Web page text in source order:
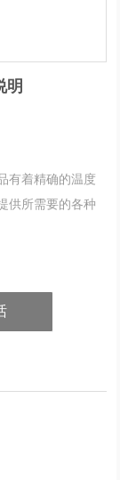
明
有着精确的温度
供所需要的各种